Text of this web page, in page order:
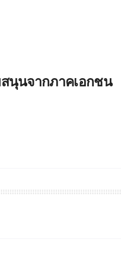
นุนจากภาคเอกชน